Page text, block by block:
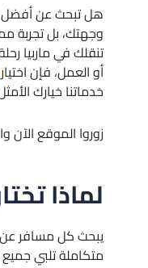
هل تبحث عن أفضل
وجهتك، بل تجربة
تنقلك في ماربيا
أو العمل، فإن اختيار
خدماتنا خيارك
زوروا الموقع الآن
لماذا
يبحث كل مسافر عن
متكاملة تلبي جميع